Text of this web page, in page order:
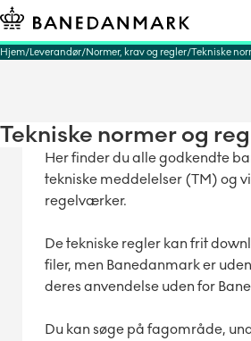
Hjem Leverandør Normer, krav og regler Tekniske
Tekniske normer og
Her finder du alle godkendte
tekniske meddelelser (TM) og
regelværker.
De tekniske regler kan frit
filer, men Banedanmark er
deres anvendelse uden for
Du kan søge på fagområde,